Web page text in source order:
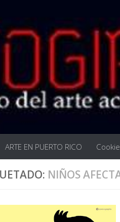
ARTE EN PUERTO RICO
NIÑOS